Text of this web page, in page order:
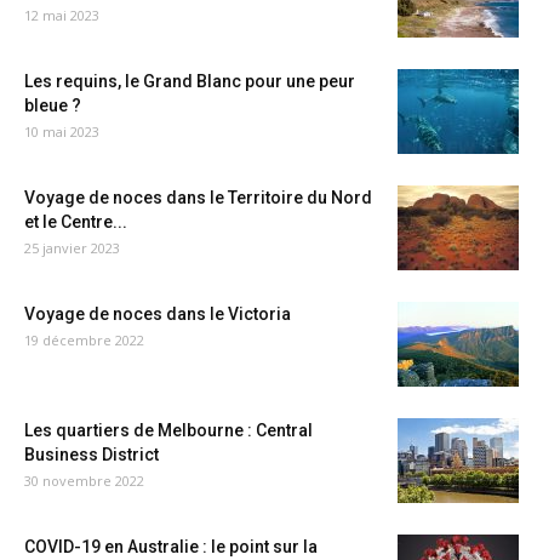
12 mai 2023
Les requins, le Grand Blanc pour une peur
bleue ?
10 mai 2023
Voyage de noces dans le Territoire du Nord
et le Centre...
25 janvier 2023
Voyage de noces dans le Victoria
19 décembre 2022
Les quartiers de Melbourne : Central
Business District
30 novembre 2022
COVID-19 en Australie : le point sur la